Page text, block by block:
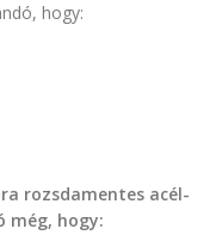
hogy:
rozsdamentes acél-
még, hogy: